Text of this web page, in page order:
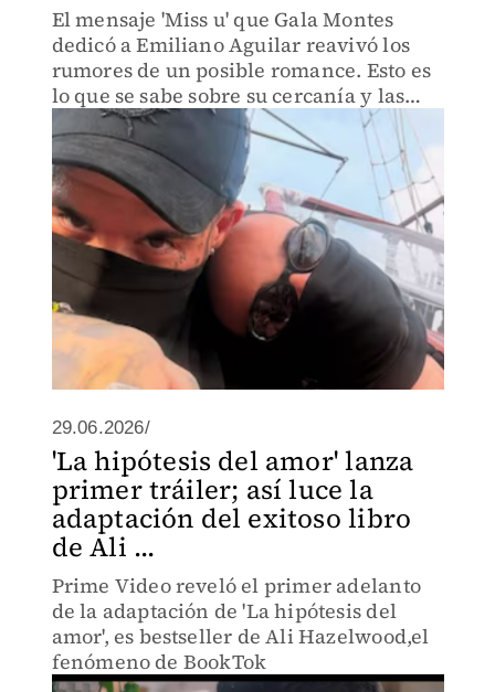
El mensaje 'Miss u' que Gala Montes
dedicó a Emiliano Aguilar reavivó los
rumores de un posible romance. Esto es
lo que se sabe sobre su cercanía y las
reacciones que desató en redes.
29.06.2026/
'La hipótesis del amor' lanza
primer tráiler; así luce la
adaptación del exitoso libro
de Ali ...
Prime Video reveló el primer adelanto
de la adaptación de 'La hipótesis del
amor', es bestseller de Ali Hazelwood,el
fenómeno de BookTok